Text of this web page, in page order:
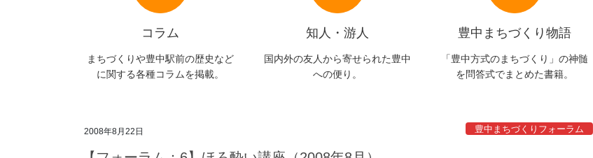
コラム
まちづくりや豊中駅前の歴史など
に関する各種コラムを掲載。
知人・游人
国内外の友人から寄せられた豊中
への便り。
豊中まちづくり物語
「豊中方式のまちづくり」の神髄
を問答式でまとめた書籍。
2008年8月22日 豊中まちづくりフォーラム